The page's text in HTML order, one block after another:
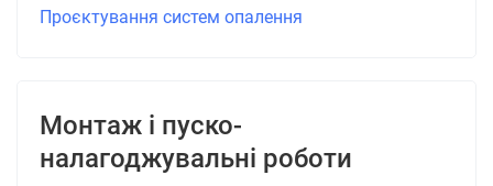
Проєктування систем опалення
Монтаж і пуско-
налагоджувальні роботи